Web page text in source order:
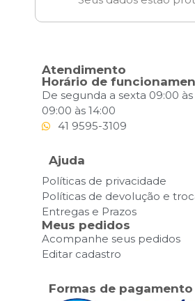
Atendimento
Horário de
De segunda a sexta 09:00
09:00 às 14:00
41 9595-3109
Ajuda
Políticas de privacidade
Políticas de devolução e
Entregas e Prazos
Meus pedidos
Acompanhe seus pedidos
Editar cadastro
Formas de pagamento